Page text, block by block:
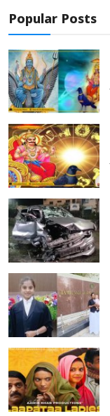
Popular Posts